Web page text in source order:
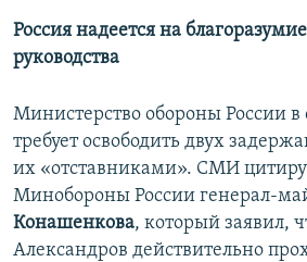
Россия надеется на
руководства
Министерство обороны России в
требует освободить двух
их «отставниками». СМИ
Минобороны России генерал-
Конашенкова, который заявил,
Александров действительно